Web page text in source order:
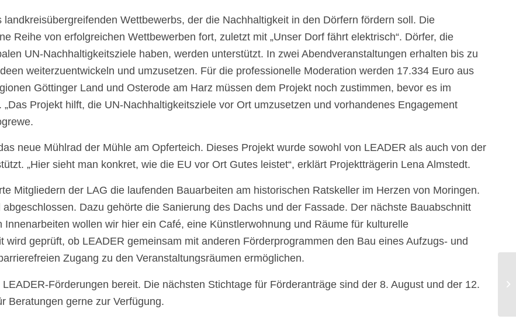
landkreisübergreifenden Wettbewerbs, der die Nachhaltigkeit in den Dörfern fördern soll. Die
Reihe von erfolgreichen Wettbewerben fort, zuletzt mit „Unser Dorf fährt elektrisch“. Dörfer, die
UN-Nachhaltigkeitsziele haben, werden unterstützt. In zwei Abendveranstaltungen erhalten bis zu
weiterzuentwickeln und umzusetzen. Für die professionelle Moderation werden 17.334 Euro aus
Göttinger Land und Osterode am Harz müssen dem Projekt noch zustimmen, bevor es im
Projekt hilft, die UN-Nachhaltigkeitsziele vor Ort umzusetzen und vorhandenes Engagement
neue Mühlrad der Mühle am Opferteich. Dieses Projekt wurde sowohl von LEADER als auch von der
„Hier sieht man konkret, wie die EU vor Ort Gutes leistet“, erklärt Projektträgerin Lena Almstedt.
Mitgliedern der LAG die laufenden Bauarbeiten am historischen Ratskeller im Herzen von Moringen.
Dazu gehörte die Sanierung des Dachs und der Fassade. Der nächste Bauabschnitt
wollen wir hier ein Café, eine Künstlerwohnung und Räume für kulturelle
wird geprüft, ob LEADER gemeinsam mit anderen Förderprogrammen den Bau eines Aufzugs- und
Zugang zu den Veranstaltungsräumen ermöglichen.
Förderungen bereit. Die nächsten Stichtage für Förderanträge sind der 8. August und der 12.
Beratungen gerne zur Verfügung.